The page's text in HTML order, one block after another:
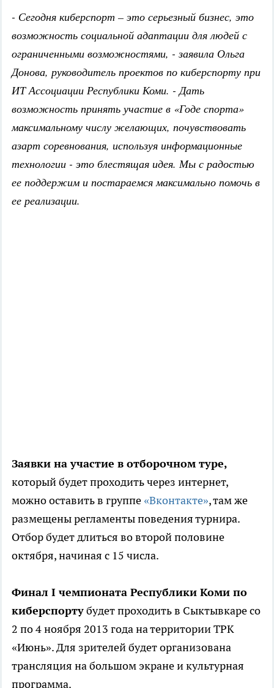
- Сегодня киберспорт – это серьезный бизнес, это
возможность социальной адаптации для людей с
ограниченными возможностями, - заявила Ольга
Донова, руководитель проектов по киберспорту при
ИТ Ассоциации Республики Коми. - Дать
возможность принять участие в «Годе спорта»
максимальному числу желающих, почувствовать
азарт соревнования, используя информационные
технологии - это блестящая идея. Мы с радостью
ее поддержим и постараемся максимально помочь в
ее реализации.
Заявки на участие в отборочном туре,
который будет проходить через интернет,
можно оставить в группе «Вконтакте», там же
размещены регламенты поведения турнира.
Отбор будет длиться во второй половине
октября, начиная с 15 числа.
Финал I чемпионата Республики Коми по
киберспортубудет проходить в Сыктывкаре со
2 по 4 ноября 2013 года на территории ТРК
«Июнь». Для зрителей будет организована
трансляция на большом экране и культурная
программа.